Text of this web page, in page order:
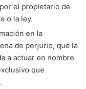
el propietario de
o la ley.
en la
de perjurio, que la
a actuar en nombre
que